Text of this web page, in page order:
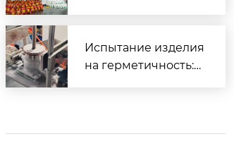
тиваль.
Испытание изделия
на герметичность: